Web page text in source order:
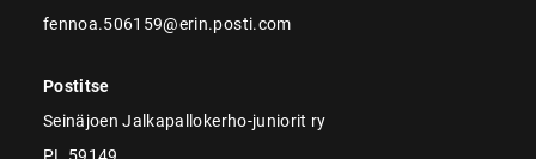
fennoa.506159@erin.posti.com
Postitse
Seinäjoen Jalkapallokerho-juniorit ry
PL 59149